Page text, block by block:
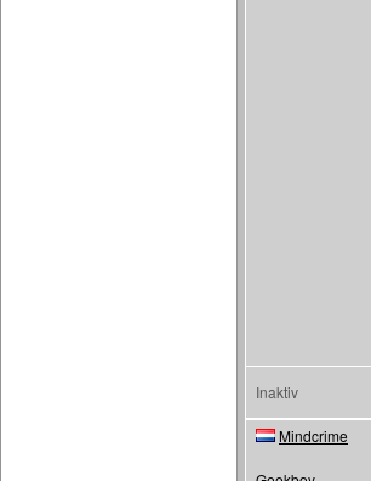
Inaktiv
Mindcrime